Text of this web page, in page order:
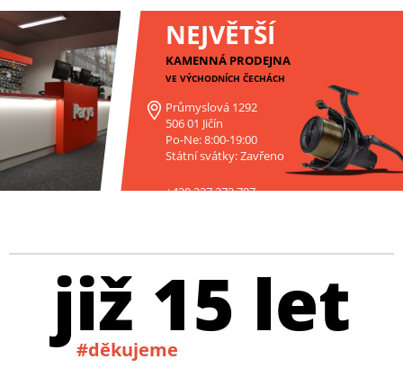
NEJVĚTŠÍ
KAMENNÁ PRODEJNA
VE VÝCHODNÍCH ČECHÁCH
Průmyslová 1292
506 01 Jičín
Po-Ne: 8:00-19:00
Státní svátky: Zavřeno
+420 227 272 797
již 15 let
#děkujeme